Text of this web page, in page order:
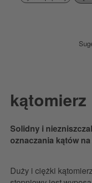
kątomierz
Solidny i
oznaczania kątów
Duży i ciężki